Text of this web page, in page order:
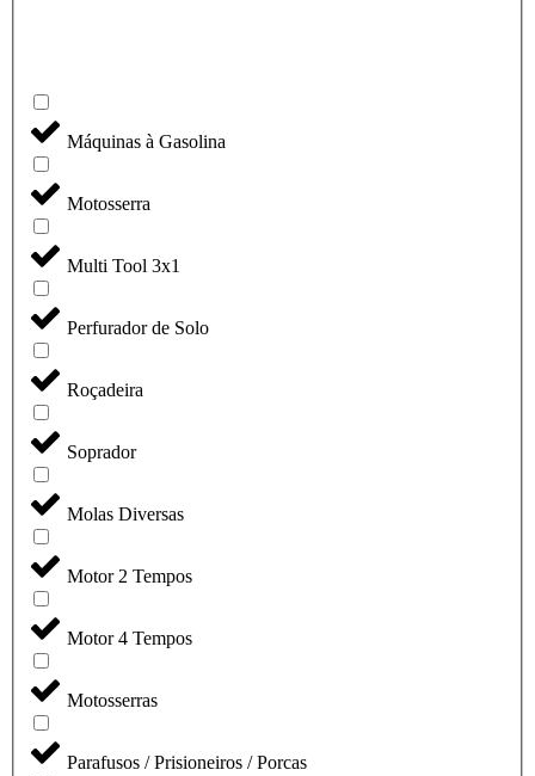
Máquinas à Gasolina
Motosserra
Multi Tool 3x1
Perfurador de Solo
Roçadeira
Soprador
Molas Diversas
Motor 2 Tempos
Motor 4 Tempos
Motosserras
Parafusos / Prisioneiros / Porcas